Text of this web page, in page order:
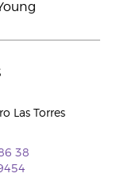
Las Torres
38